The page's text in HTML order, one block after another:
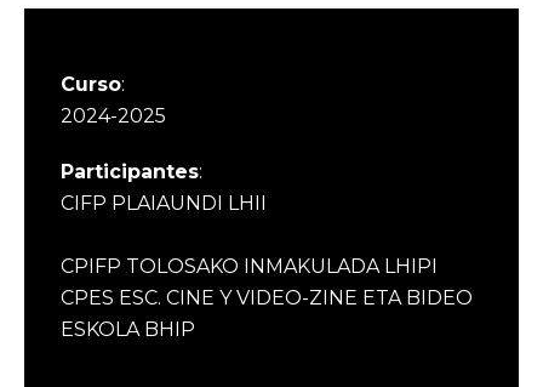
Curso:
2024-2025
Participantes:
CIFP PLAIAUNDI LHII
CPIFP TOLOSAKO INMAKULADA LHIPI
CPES ESC. CINE Y VIDEO-ZINE ETA BIDEO
ESKOLA BHIP